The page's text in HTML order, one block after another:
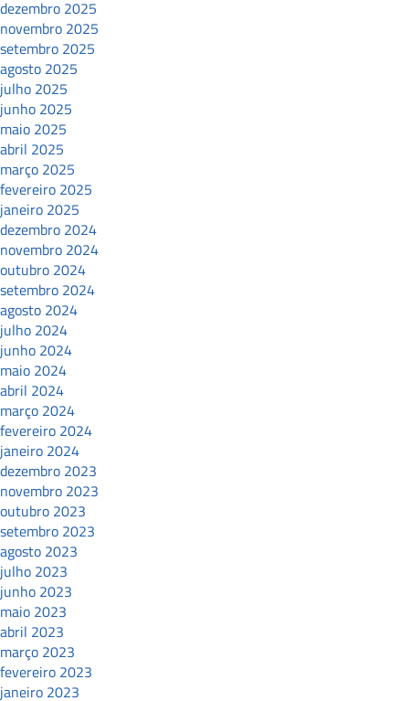
dezembro 2025
novembro 2025
setembro 2025
agosto 2025
julho 2025
junho 2025
maio 2025
abril 2025
março 2025
fevereiro 2025
janeiro 2025
dezembro 2024
novembro 2024
outubro 2024
setembro 2024
agosto 2024
julho 2024
junho 2024
maio 2024
abril 2024
março 2024
fevereiro 2024
janeiro 2024
dezembro 2023
novembro 2023
outubro 2023
setembro 2023
agosto 2023
julho 2023
junho 2023
maio 2023
abril 2023
março 2023
fevereiro 2023
janeiro 2023